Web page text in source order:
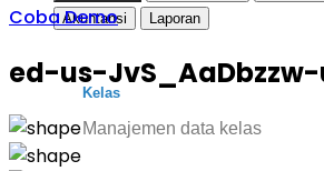
Akuntansi
Laporan
Kelas
Manajemen data kelas
Coba Demo
ed-us-